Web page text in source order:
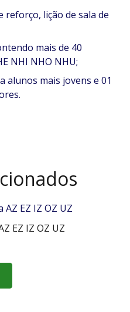
reforço, lição de sala de
mais de 40
NHI NHO NHU;
alunos mais jovens e 01
EZ IZ OZ UZ